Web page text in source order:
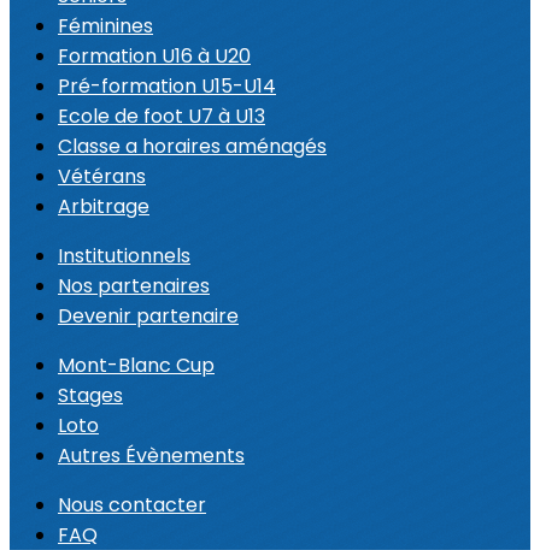
Féminines
Formation U16 à U20
Pré-formation U15-U14
Ecole de foot U7 à U13
Classe a horaires aménagés
Vétérans
Arbitrage
Institutionnels
Nos partenaires
Devenir partenaire
Mont-Blanc Cup
Stages
Loto
Autres Évènements
Nous contacter
FAQ